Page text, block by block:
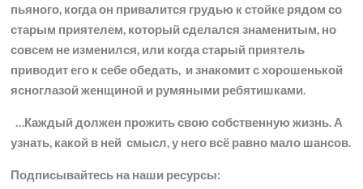
пьяного, когда он привалится грудью к стойке рядом со
старым приятелем, который сделался знаменитым, но
совсем не изменился, или когда старый приятель
приводит его к себе обедать, и знакомит с хорошенькой
ясноглазой женщиной и румяными ребятишками.
…Каждый должен прожить свою собственную жизнь. А
узнать, какой в ней смысл, у него всё равно мало шансов.
Подписывайтесь на наши ресурсы: